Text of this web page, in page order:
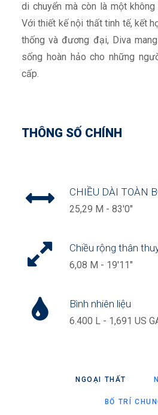
di chuyển mà còn là một
Với thiết kế nội thất tinh tế, kết
thống và đương đại, Diva
sống hoàn hảo cho những
cấp.
THÔNG SỐ CHÍNH
CHIỀU DÀI TOÀN
25,29 M - 83'0"
Chiều rộng thân
6,08 M - 19'11"
Bình nhiên liệu
6.400 L - 1,691 US
NGOẠI THẤT
BỐ TRÍ